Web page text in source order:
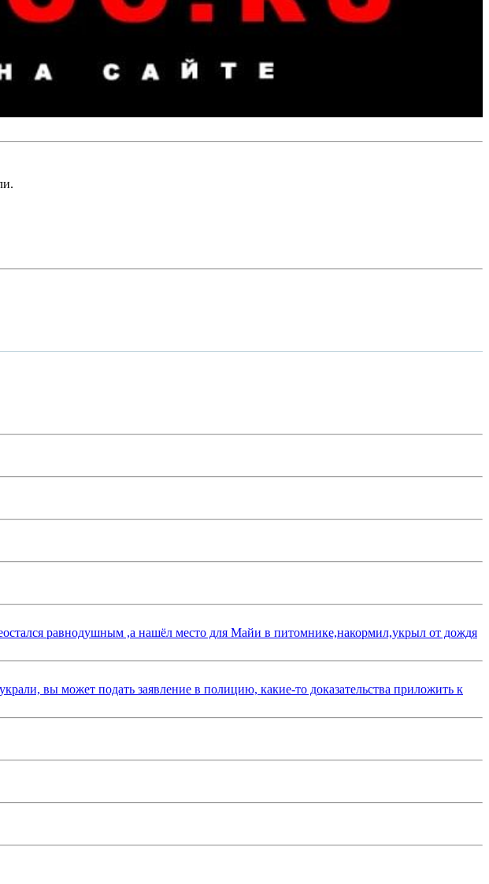
равнодушным ,а нашёл место для Майи в питомнике,накормил,укрыл от дождя
вы может подать заявление в полицию, какие-то доказательства приложить к